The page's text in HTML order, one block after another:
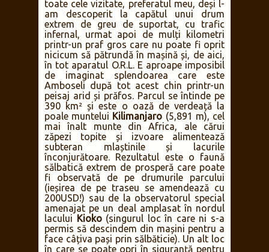
girafe, iar, după cină, gazonul este perfect
tuns cu ajutorul hipopotamilor care ies
din lac și vin la păscut. Motiv pentru care,
după ora 19, orice deplasare prin incintă
se face cu însoțitor asigurat de lodge,
știut fiind că drăguții “popotami” devin
extrem de agresivi fără vreun motiv
anume.
Parcul Național Amboselieste, dintre
toate cele vizitate, preferatul meu, deși l-
am descoperit la capătul unui drum
extrem de greu de suportat, cu trafic
infernal, urmat apoi de mulți kilometri
printr-un praf gros care nu poate fi oprit
nicicum să pătrundă în mașină și, de aici,
în tot aparatul O.R.L. E aproape imposibil
de imaginat splendoarea care este
Amboseli după tot acest chin printr-un
peisaj arid și prăfos. Parcul se întinde pe
390 km² și este o oază de verdeață la
poale munteluiKilimanjaro (5,891 m), cel
mai înalt munte din Africa, ale cărui
zăpezi topite și izvoare alimentează